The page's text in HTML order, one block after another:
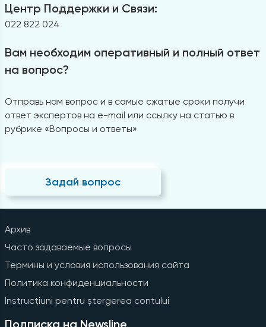
Центр Поддержки и Связи:
022 822 024
Вам необходим оперативный и полный ответ
на вопрос?
Отправь нам вопрос и в самые сжатые сроки получи
ответ экспертов на e-mail или ссылку на статью в
рубрике «Вопросы и ответы»
Задай вопрос
Архив
Часто задаваемые вопросы
Термины и условия использования сайта
Политика конфиденциальности
Instrucțiuni pentru ștergerea contului
Подписка на Newsline